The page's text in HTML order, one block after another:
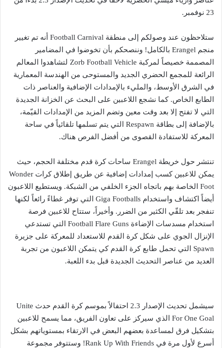
23 نوفمبر.
ستلاحظون عند وصولكم إلى منطقة Football Carnival أنه تم تغيير
منجم Erangel بالكامل! وننصحكم بأن تخوضوا في المضامير
المصممة خصيصاً لمركبة Zorb Football Vehicle لتشاهدوا المعالم
الرائعة للمجمع الحضري الجديد والمستوحى من الهندسة المعمارية
في الشرق الأوسط، والمليء بالإمدادات الإضافية والعناصر ذات
الطابع الخاص. كما نشجع اللاعبين على البحث عن الخزانة الجديدة
التي لا تفتح إلا بعد وقت معين وتضم المزيد من الإمدادات القيّمة،
بالإضافة إلى بطاقة Respawn التي يتم تسلمها تلقائياً في ساحة
المعركة للاستفادة القصوى من أفضل الفرص هناك.
تنتشر حول خريطة Erangel ساحات كرة قدم مختلفة الحجم، حيث
يمكن للاعبين كسب إمدادات إضافية عن طريق إطلاق كرات Wonder
Foot الخاصة بهم باتجاه الجزء الخلفي من الشبكة. ويستطيع اللاعبون
أيضاً اكتشاف واستخدام Giga Footballs التي توفر غطاءً رائعاً لكنها
تنفجر بعد تلقّي الكثير من الضرر. وأخيراً، ستتاح للاعبين فرصة
استخدام مسدسات الإضاءة Football Flare Guns التي تستدعي
الإنزال الجوي على شكل كرة القدم للاستعداد للمعركة على جزيرة
Spawn التي تحمل طابع كرة القدم كي يتمكن اللاعبون من تجربة
العديد من عناصر التحديث الجديدة قبل بدء اللعبة.
سيشمل تحديث الإصدار 2.3 احتفالاً بموسم كرة القدم حدث Unite
For One Goal الذي سيركز على تعاون الفريق، مما يسمح للاعبين
بتشكيل فرق لمساعدة بعضهم البعض في الارتقاء بمستوياتهم بشكل
أسرع لأول مرة في Rank Up With Friends! وستتوفر مجموعة